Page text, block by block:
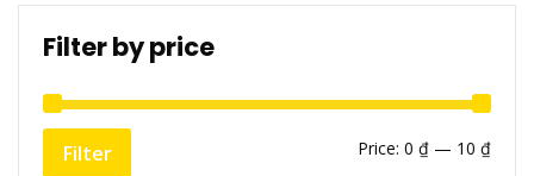
Filter by price
Min
Max
Filter Price: 0 ₫ — 10 ₫